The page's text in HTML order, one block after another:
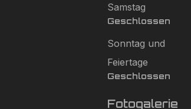
Samstag
Geschlossen
Sonntag und
Feiertage
Geschlossen
Fotogalerie